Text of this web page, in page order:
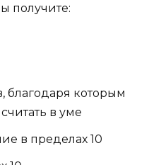
получите:
которым
в уме
в пределах 10